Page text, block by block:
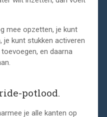
mee opzetten, je kunt
je kunt stukken activeren
en daarna
potlood.
je alle kanten op